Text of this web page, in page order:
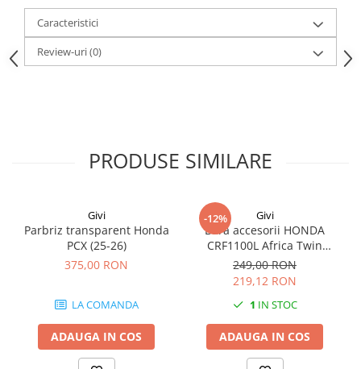
Caracteristici
Review-uri(0)
PRODUSE SIMILARE
Givi
Parbriz transparent Honda
PCX (25-26)
375,00 RON
LA COMANDA
ADAUGA IN COS
-12% Givi
Bara accesorii HONDA
CRF1100L Africa Twin
Adventure Sports (20 - 23)
CRF1100L Africa Twin
Adventure Sports (24)
CRF1100L AFRICA TWIN (24)
CRF1100L Africa Twin (20 -
23)
249,00 RON
219,12 RON
1 IN STOC
ADAUGA IN COS